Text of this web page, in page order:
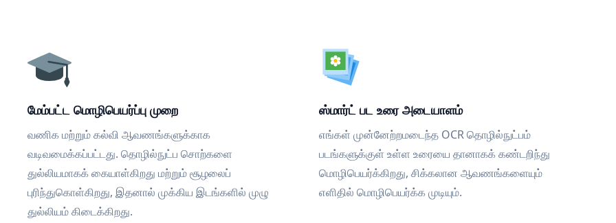
மேம்பட்ட மொழிபெயர்ப்பு முறை
வணிக மற்றும் கல்வி ஆவணங்களுக்காக
வடிவமைக்கப்பட்டது. தொழில்நுட்ப சொற்களை
துல்லியமாகக் கையாள்கிறது மற்றும் சூழலைப்
புரிந்துகொள்கிறது, இதனால் முக்கிய இடங்களில் முழு
துல்லியம் கிடைக்கிறது.
ஸ்மார்ட் பட உரை அடையாளம்
எங்கள் முன்னேற்றமடைந்த OCR தொழில்நுட்பம்
படங்களுக்குள் உள்ள உரையை தானாகக் கண்டறிந்து
மொழிபெயர்க்கிறது, சிக்கலான ஆவணங்களையும்
எளிதில் மொழிபெயர்க்க முடியும்.